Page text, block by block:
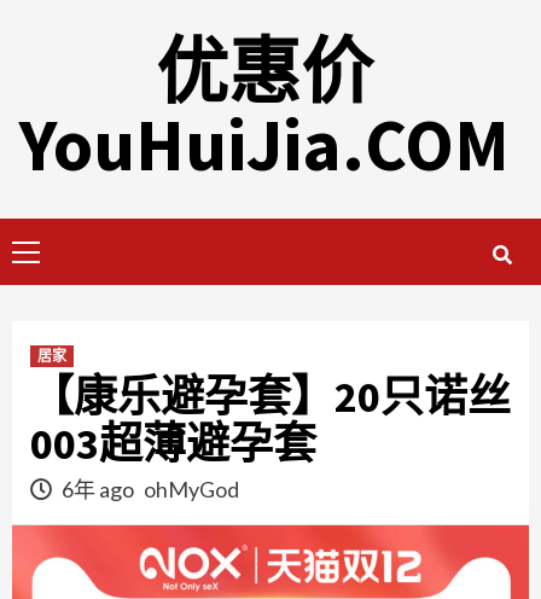
优惠价
YouHuiJia.COM
Menu
居家
【康乐避孕套】20只诺丝
003超薄避孕套
6年 ago ohMyGod